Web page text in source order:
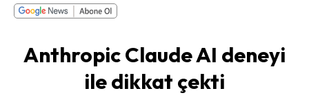
Anthropic Claude AI deneyi
ile dikkat çekti